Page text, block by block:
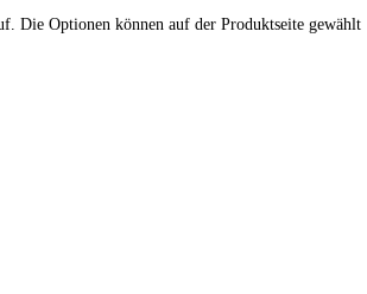
Die Optionen können auf der Produktseite gewählt